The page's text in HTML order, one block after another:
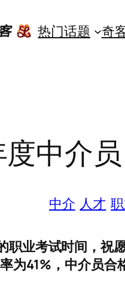
热门话题 奇
度中介
中介 人才
职业考试时间，祝
为41%，中介员合